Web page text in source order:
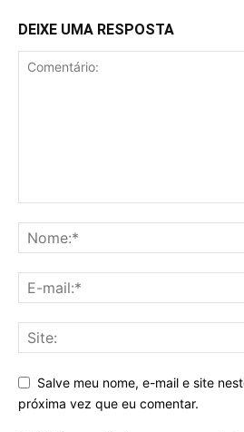
DEIXE UMA RESPOSTA
Salve meu nome, e-mail e site
próxima vez que eu comentar.